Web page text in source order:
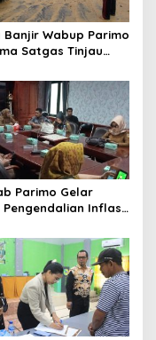
Banjir Wabup Parimo
Satgas Tinjau
di Desa Air Panas
Parimo Gelar
Pengendalian Inflasi
RI